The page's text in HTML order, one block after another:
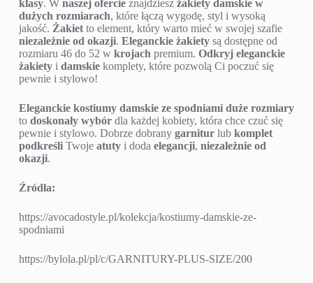
Eleganckie Żakiety Plus Size – Dopełnienie Stylizacji
Żakietto niezastąpiony elementgarderoby, który dopełnia
każdąstylizację.Żakiety damskie duże rozmiarysą
dostępne w różnychkrojach , kolorach i materiałach, dzięki
czemu z łatwością dopasujesz je do różnych okazji i sylwetek.
żakietów, luźnych fasonów oversize orazeleganckich
żakietówz ciekawymi detalami.Żakietsprawdzi się zarówno
wbiznesowej, jak i casualowejstylizacji, dodając jejszyku i
klasy. Wnaszej ofercieznajdzieszżakiety damskie w
dużych rozmiarach
niezależnie od okazji
żakiety
damskiekomplety, które pozwolą Ci poczuć się
pewnie i stylowo!
Eleganckie kostiumy damskie ze spodniami duże rozmiary
todoskonały wybórdla każdej kobiety, która chce czuć się